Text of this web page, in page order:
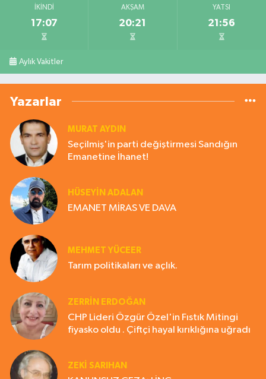
İKINDI
17:07
AKŞAM
20:21
YATSI
21:56
Aylık Vakitler
Yazarlar
MURAT AYDIN
Seçilmiş'in parti değiştirmesi Sandığın
Emanetine İhanet!
HÜSEYIN ADALAN
EMANET MİRAS VE DAVA
MEHMET YÜCEER
Tarım politikaları ve açlık.
ZERRIN ERDOĞAN
CHP Lideri Özgür Özel'in Fıstık Mitingi
fiyasko oldu . Çiftçi hayal kırıklığına uğradı
ZEKI SARIHAN